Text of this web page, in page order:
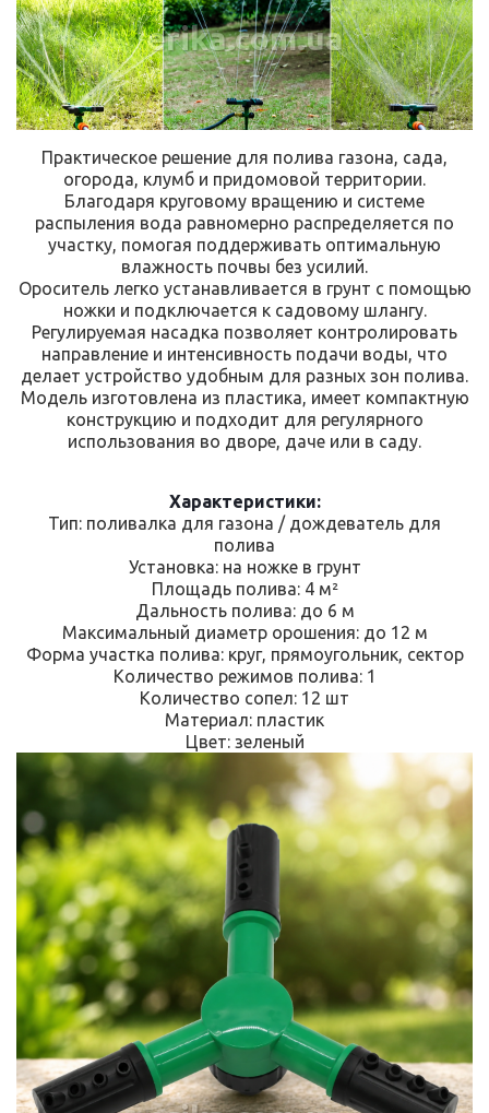
erika.com.ua
Практическое решение для полива газона, сада,
огорода, клумб и придомовой территории.
Благодаря круговому вращению и системе
распыления вода равномерно распределяется по
участку, помогая поддерживать оптимальную
влажность почвы без усилий.
Ороситель легко устанавливается в грунт с помощью
ножки и подключается к садовому шлангу.
Регулируемая насадка позволяет контролировать
направление и интенсивность подачи воды, что
делает устройство удобным для разных зон полива.
Модель изготовлена ​​из пластика, имеет компактную
конструкцию и подходит для регулярного
использования во дворе, даче или в саду.
Характеристики:
Тип: поливалка для газона / дождеватель для
полива
Установка: на ножке в грунт
Площадь полива: 4 м²
Дальность полива: до 6 м
Максимальный диаметр орошения: до 12 м
Форма участка полива: круг, прямоугольник, сектор
Количество режимов полива: 1
Количество сопел: 12 шт
Материал: пластик
Цвет: зеленый